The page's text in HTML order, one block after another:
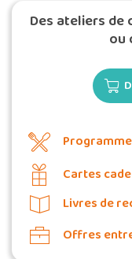
Des ateliers de
ou
Cartes
Livres de
Offres